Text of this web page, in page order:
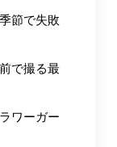
節で失敗
で撮る最
ワーガー